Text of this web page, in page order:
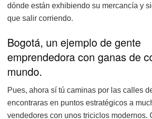
dónde están exhibiendo su mercancía y
que salir corriendo.
Bogotá, un ejemplo de gente
emprendedora con ganas de
mundo.
Pues, ahora sí tú caminas por las calles
encontraras en puntos estratégicos a
vendedores con unos triciclos modernos.